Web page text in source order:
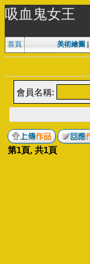
吸血鬼女王
首頁 美術繪圖
會員名稱:
第1頁, 共1頁